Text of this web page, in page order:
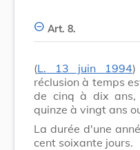
Art. 8.
(L. 13 juin 1994)
réclusion à temps
de cinq à dix
quinze à vingt ans
La durée d'une
cent soixante jours.